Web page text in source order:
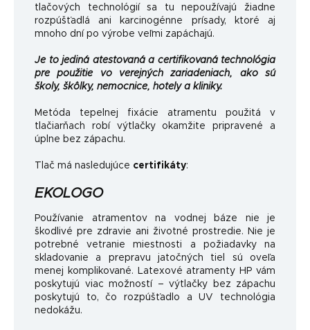
tlačových technológií sa tu nepoužívajú žiadne
rozpúšťadlá ani karcinogénne prísady, ktoré aj
mnoho dní po výrobe veľmi zapáchajú.
Je to jediná atestovaná a certifikovaná technológia
pre použitie vo verejných zariadeniach, ako sú
školy, škôlky, nemocnice, hotely a kliniky.
Metóda tepelnej fixácie atramentu použitá v
tlačiarňach robí výtlačky okamžite pripravené a
úplne bez zápachu.
Tlač má nasledujúce certifikáty:
EKOLOGO
Používanie atramentov na vodnej báze nie je
škodlivé pre zdravie ani životné prostredie. Nie je
potrebné vetranie miestnosti a požiadavky na
skladovanie a prepravu jatočných tiel sú oveľa
menej komplikované. Latexové atramenty HP vám
poskytujú viac možností – výtlačky bez zápachu
poskytujú to, čo rozpúšťadlo a UV technológia
nedokážu.